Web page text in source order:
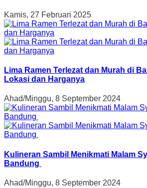
Kamis, 27 Februari 2025
Lima Ramen Terlezat dan Murah di
Lokasi dan Harganya
Ahad/Minggu, 8 September 2024
Kulineran Sambil Menikmati Malam
Bandung
Ahad/Minggu, 8 September 2024